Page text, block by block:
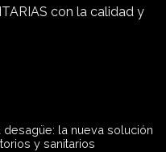
con la calidad y
la nueva solución
y sanitarios